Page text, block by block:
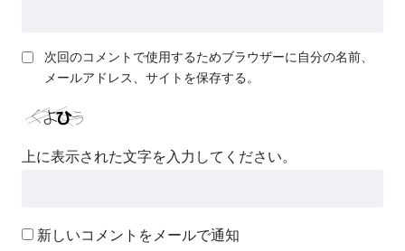
次回のコメントで使用するためブラウザーに自分の名前、
メールアドレス、サイトを保存する。
上に表示された文字を入力してください。
新しいコメントをメールで通知